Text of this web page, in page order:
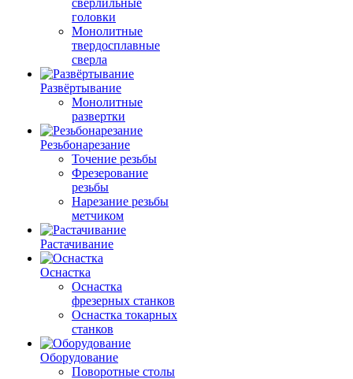
сверлильные
головки
Монолитные
твердосплавные
сверла
Развёртывание
Монолитные
развертки
Резьбонарезание
Точение резьбы
Фрезерование
резьбы
Нарезание резьбы
метчиком
Растачивание
Оснастка
Оснастка
фрезерных станков
Оснастка токарных
станков
Оборудование
Поворотные столы